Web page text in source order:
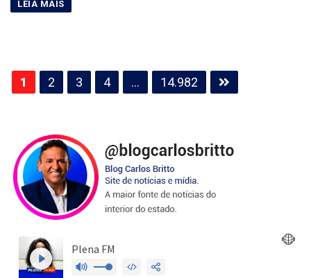
Paginação
de
1 2 3 4 … 14.982